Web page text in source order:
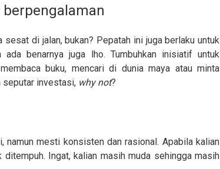
di jalan, bukan? Pepatah ini juga berlaku untuk
benarnya juga lho. Tumbuhkan inisiatif untuk
buku, mencari di dunia maya atau minta
seputar investasi, why not?
namun mesti konsisten dan rasional. Apabila kalian
Ingat, kalian masih muda sehingga masih